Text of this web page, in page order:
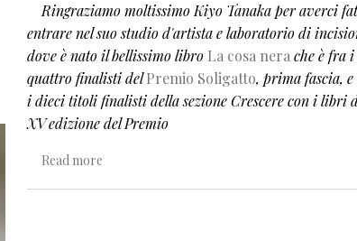
Ringraziamo moltissimo Kiyo Tanaka per averci
entrare nel suo studiod'artista elaboratorio di
dove è nato il bellissimo libro La cosa nera che è fra i
quattro finalisti delPremio Soligatto, prima fascia, e
i dieci titoli finalisti della sezione Crescere con i libri
XV edizione del Premio
Read moreabout Kiyo Tanaka e la cosa nera